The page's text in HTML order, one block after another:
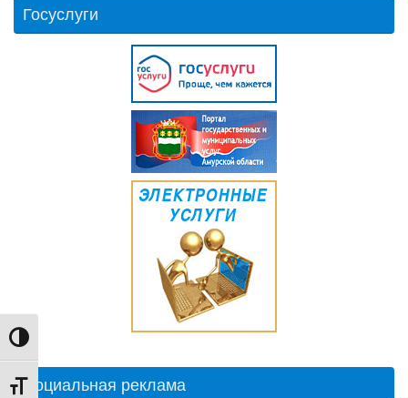
Переключить на высокую контрастность
Переключить на увеличенный шрифт
Госуслуги
Социальная реклама